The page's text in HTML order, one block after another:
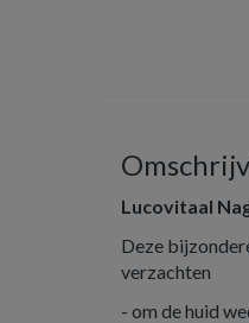
Lucovitaal
Deze
verzachten
- om de huid